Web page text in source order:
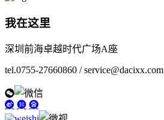
我在这里
深圳前海卓越时代广场A座
tel.0755-27660860 / service@dacixx.com